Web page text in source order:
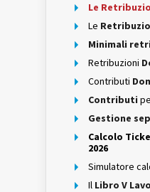
Le
Le
Minimali
Retribuzioni
Contributi
Contributi
Gestione
Calcolo
2026
Simulatore
Il Libro V